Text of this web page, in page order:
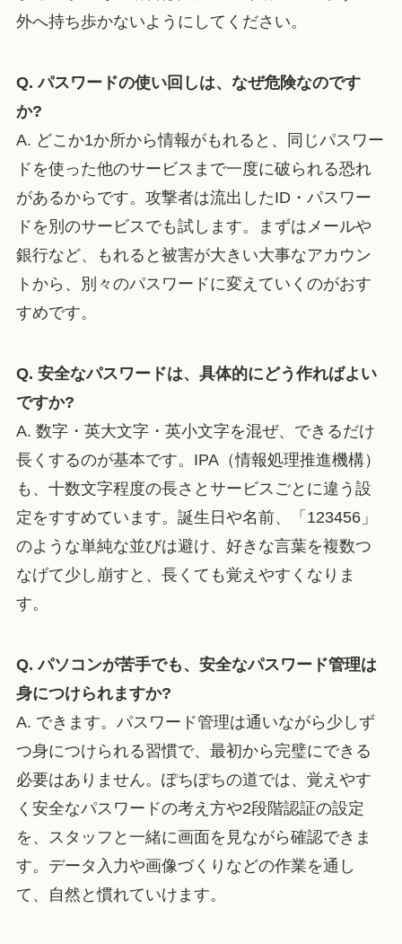
外へ持ち歩かないようにしてください。
Q. パスワードの使い回しは、なぜ危険なのです
か?
A. どこか1か所から情報がもれると、同じパスワー
ドを使った他のサービスまで一度に破られる恐れ
があるからです。攻撃者は流出したID・パスワー
ドを別のサービスでも試します。まずはメールや
銀行など、もれると被害が大きい大事なアカウン
トから、別々のパスワードに変えていくのがおす
すめです。
Q. 安全なパスワードは、具体的にどう作ればよい
ですか?
A. 数字・英大文字・英小文字を混ぜ、できるだけ
長くするのが基本です。IPA（情報処理推進機構）
も、十数文字程度の長さとサービスごとに違う設
定をすすめています。誕生日や名前、「123456」
のような単純な並びは避け、好きな言葉を複数つ
なげて少し崩すと、長くても覚えやすくなりま
す。
Q. パソコンが苦手でも、安全なパスワード管理は
身につけられますか?
A. できます。パスワード管理は通いながら少しず
つ身につけられる習慣で、最初から完璧にできる
必要はありません。ぽちぽちの道では、覚えやす
く安全なパスワードの考え方や2段階認証の設定
を、スタッフと一緒に画面を見ながら確認できま
す。データ入力や画像づくりなどの作業を通し
て、自然と慣れていけます。